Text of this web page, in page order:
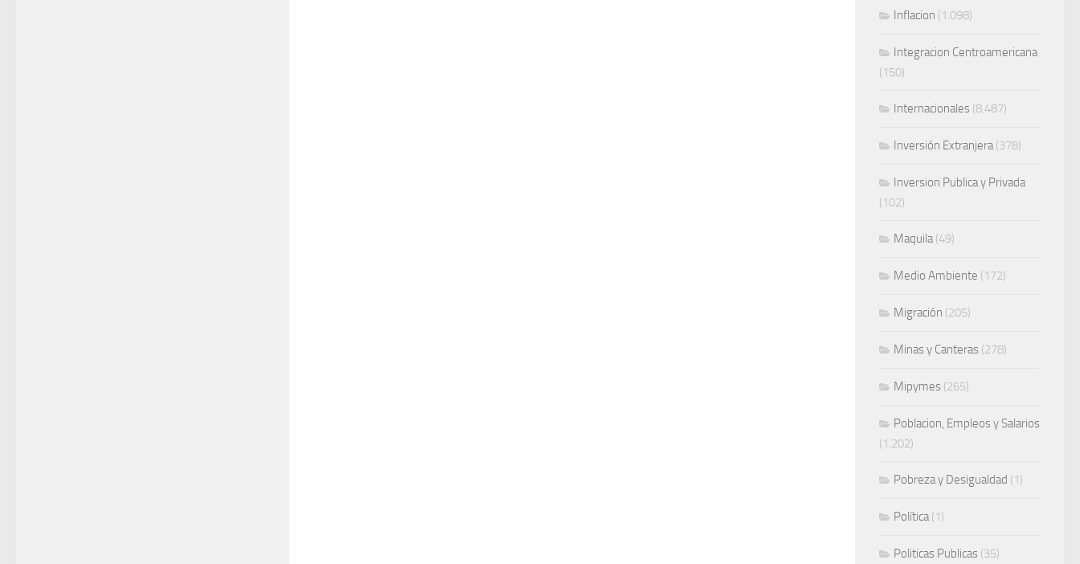
Inflacion (1.098)
Integracion Centroamericana
(150)
Internacionales (8.487)
Inversión Extranjera(378)
Inversion Publica y Privada
(102)
Maquila(49)
Medio Ambiente (172)
Migración (205)
Minas y Canteras (278)
Mipymes (265)
Poblacion, Empleos y Salarios
(1.202)
Pobreza y Desigualdad (1)
Política(1)
Politicas Publicas (35)